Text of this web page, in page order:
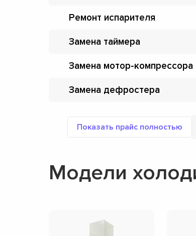
Ремонт испарителя
Замена таймера
Замена мотор-компрессора
Замена дефростера
Показать прайс полностью
Модели